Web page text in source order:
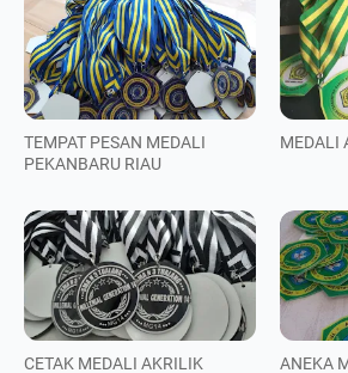
TEMPAT PESAN MEDALI
PEKANBARU RIAU
MEDALI
CETAK MEDALI AKRILIK ANEKA